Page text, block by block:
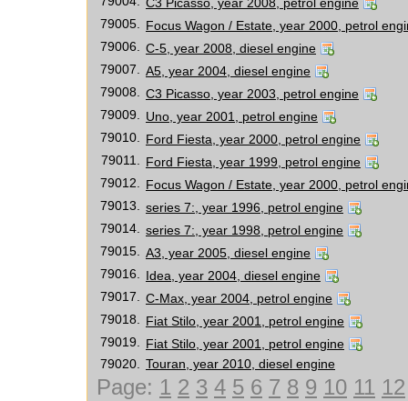
79005.
Focus Wagon / Estate, year 2000, petrol
79006.
C-5, year 2008, diesel engine
79007.
A5, year 2004, diesel engine
79008.
C3 Picasso, year 2003, petrol engine
79009.
Uno, year 2001, petrol engine
79010.
Ford Fiesta, year 2000, petrol engine
79011.
Ford Fiesta, year 1999, petrol engine
79012.
Focus Wagon / Estate, year 2000, petrol
79013.
series 7:, year 1996, petrol engine
79014.
series 7:, year 1998, petrol engine
79015.
A3, year 2005, diesel engine
79016.
Idea, year 2004, diesel engine
79017.
C-Max, year 2004, petrol engine
79018.
Fiat Stilo, year 2001, petrol engine
79019.
Fiat Stilo, year 2001, petrol engine
79020.
Touran, year 2010, diesel engine
Page: 1 2 3 4 5 6 7 8 9 10 11 12